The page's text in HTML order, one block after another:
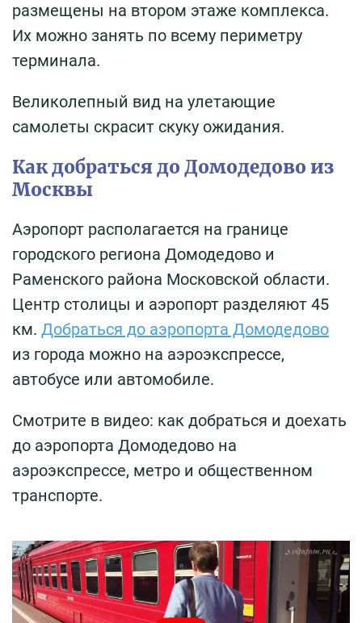
размещены на втором этаже комплекса.
Их можно занять по всему периметру
терминала.
Великолепный вид на улетающие
самолеты скрасит скуку ожидания.
Как добраться до Домодедово из
Москвы
Аэропорт располагается на границе
городского региона Домодедово и
Раменского района Московской области.
Центр столицы и аэропорт разделяют 45
км. Добраться до аэропорта Домодедово
из города можно на аэроэкспрессе,
автобусе или автомобиле.
Смотрите в видео: как добраться и доехать
до аэропорта Домодедово на
аэроэкспрессе, метро и общественном
транспорте.